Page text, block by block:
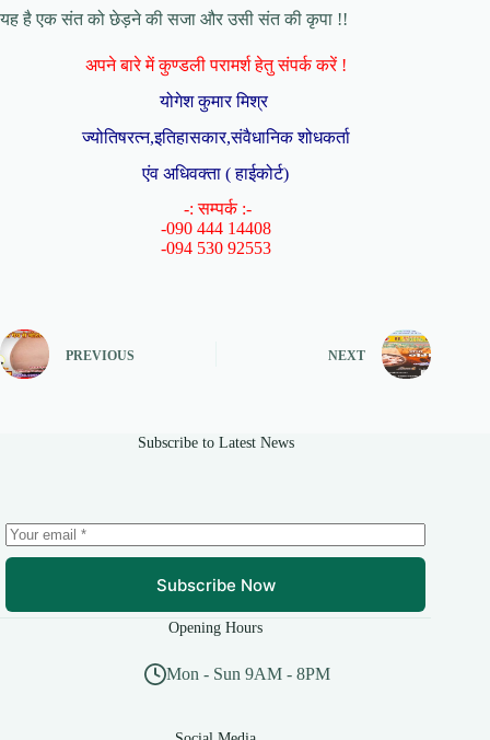
यह है एक संत को छेड़ने की सजा और उसी संत की कृपा !!
अपने बारे में कुण्डली परामर्श हेतु संपर्क करें !
योगेश कुमार मिश्र
ज्योतिषरत्न,इतिहासकार,संवैधानिक शोधकर्ता
एंव अधिवक्ता ( हाईकोर्ट)
-: सम्पर्क :-
-090 444 14408
-094 530 92553
PREVIOUS NEXT
Subscribe to Latest News
Subscribe Now
Opening Hours
Mon - Sun 9AM - 8PM